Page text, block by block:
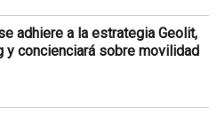
adhiere a la estrategia Geolit,
y concienciará sobre movilidad